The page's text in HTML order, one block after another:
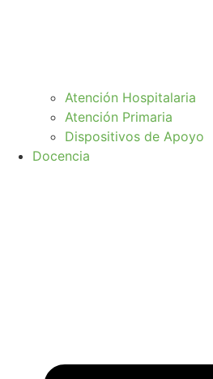
Atención Hospitalaria
Atención Primaria
Dispositivos de Apoyo
Docencia